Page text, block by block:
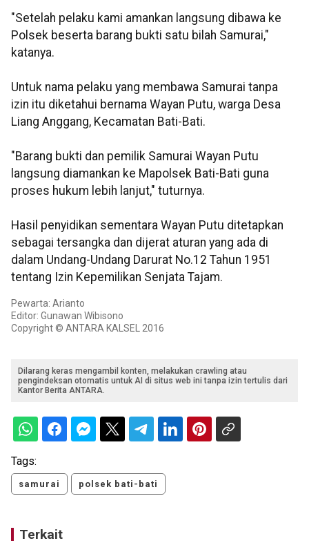
"Setelah pelaku kami amankan langsung dibawa ke
Polsek beserta barang bukti satu bilah Samurai,"
katanya.
Untuk nama pelaku yang membawa Samurai tanpa
izin itu diketahui bernama Wayan Putu, warga Desa
Liang Anggang, Kecamatan Bati-Bati.
"Barang bukti dan pemilik Samurai Wayan Putu
langsung diamankan ke Mapolsek Bati-Bati guna
proses hukum lebih lanjut," tuturnya.
Hasil penyidikan sementara Wayan Putu ditetapkan
sebagai tersangka dan dijerat aturan yang ada di
dalam Undang-Undang Darurat No.12 Tahun 1951
tentang Izin Kepemilikan Senjata Tajam.
Pewarta: Arianto
Editor: Gunawan Wibisono
Copyright © ANTARA KALSEL 2016
Dilarang keras mengambil konten, melakukan crawling atau
pengindeksan otomatis untuk AI di situs web ini tanpa izin tertulis dari
Kantor Berita ANTARA.
Tags:
samurai polsek bati-bati
Terkait